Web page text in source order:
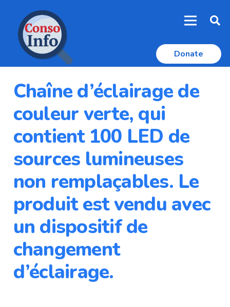
Donate
Chaîne d’éclairage de
couleur verte, qui
contient 100 LED de
sources lumineuses
non remplaçables. Le
produit est vendu avec
un dispositif de
changement
d’éclairage.